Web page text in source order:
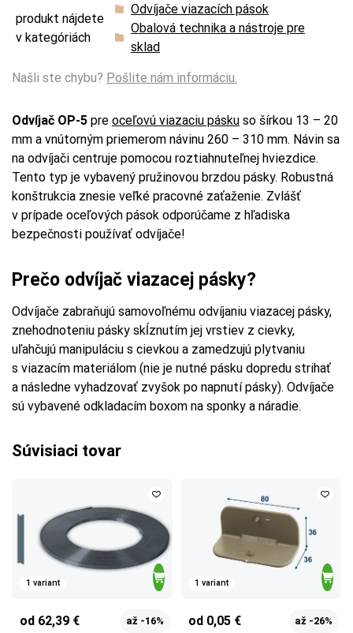
produkt nájdete
v kategóriách
Odvíjače viazacích pások
Obalová technika a nástroje pre
sklad
Našli ste chybu? Pošlite nám informáciu.
Odvíjač OP-5 pre oceľovú viazaciu pásku so šírkou 13 – 20
mm a vnútorným priemerom návinu 260 – 310 mm. Návin sa
na odvíjači centruje pomocou roztiahnuteľnej hviezdice.
Tento typ je vybavený pružinovou brzdou pásky. Robustná
konštrukcia znesie veľké pracovné zaťaženie. Zvlášť
v prípade oceľových pások odporúčame z hľadiska
bezpečnosti používať odvíjače!
Prečo odvíjač viazacej pásky?
Odvíjače zabraňujú samovoľnému odvíjaniu viazacej pásky,
znehodnoteniu pásky skĺznutím jej vrstiev z cievky,
uľahčujú manipuláciu s cievkou a zamedzujú plytvaniu
s viazacím materiálom (nie je nutné pásku dopredu strihať
a následne vyhadzovať zvyšok po napnutí pásky). Odvíjače
sú vybavené odkladacím boxom na sponky a náradie.
Súvisiaci tovar
1 variant
od 62,39 € až -16%
1 variant
od 0,05 € až -26%